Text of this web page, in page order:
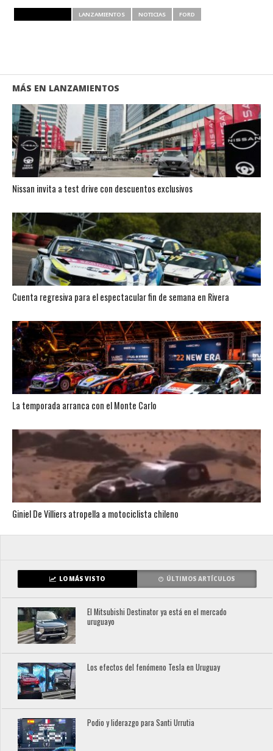
LANZAMIENTOS NOTICIAS FORD
MÁS EN LANZAMIENTOS
Nissan invita a test drive con descuentos exclusivos
Cuenta regresiva para el espectacular fin de semana en Rivera
La temporada arranca con el Monte Carlo
Giniel De Villiers atropella a motociclista chileno
LO MÁS VISTO ÚLTIMOS ARTÍCULOS
El Mitsubishi Destinator ya está en el mercado
uruguayo
Los efectos del fenómeno Tesla en Uruguay
Podio y liderazgo para Santi Urrutia